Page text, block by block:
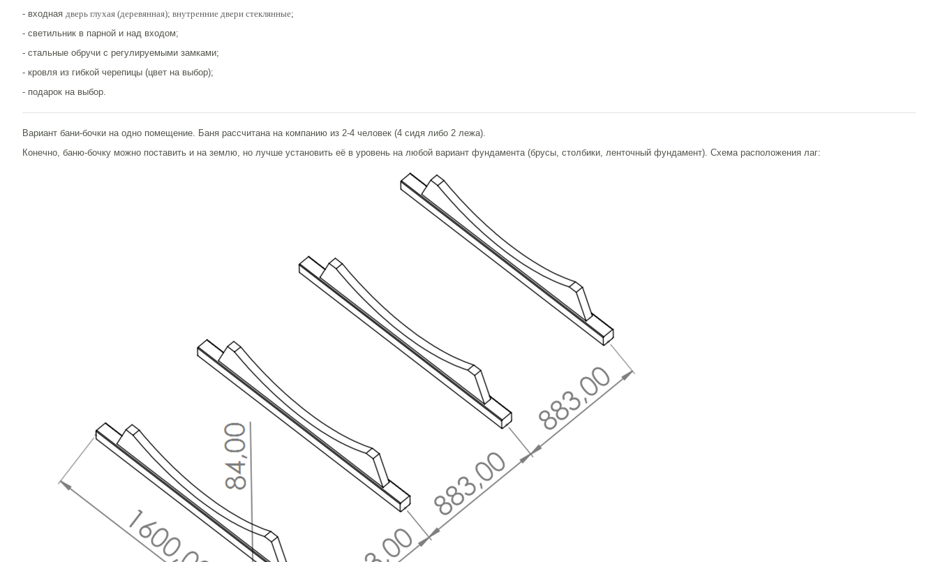
- входная дверь глухая (деревянная); внутренние двери стеклянные;
- светильник в парной и над входом;
- стальные обручи с регулируемыми замками;
- кровля из гибкой черепицы (цвет на выбор);
- подарок на выбор.
Вариант бани-бочки на одно помещение. Баня рассчитана на компанию из 2-4 человек (4 сидя либо 2 лежа).
Конечно, баню-бочку можно поставить и на землю, но лучше установить её в уровень на любой вариант фундамента (брусы, столбики, ленточный фундамент). Схема расположения лаг: